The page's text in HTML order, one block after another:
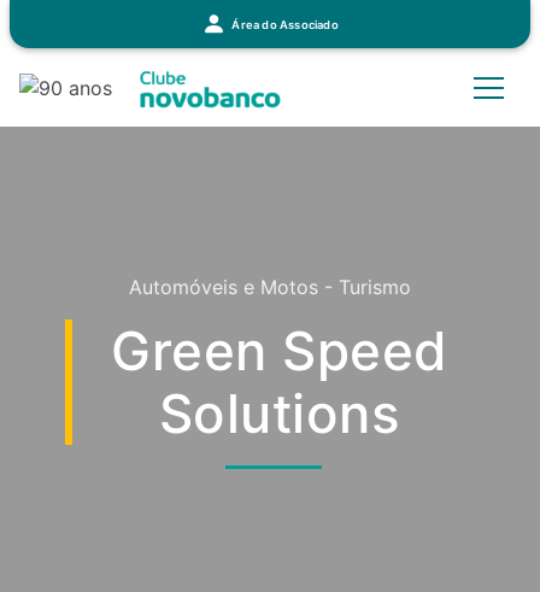
Área do Associado
Automóveis e Motos - Turismo
Green Speed
Solutions